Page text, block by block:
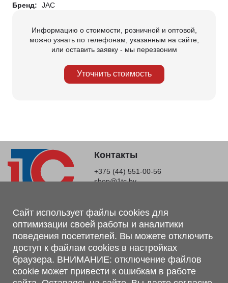
Бренд:
JAC
Информацию о стоимости, розничной и оптовой,
можно узнать по телефонам, указанным на сайте,
или оставить заявку - мы перезвоним
Уточнить стоимость
Контакты
+375 (44) 551-00-56
shop@1tc.by
Магазин, склад
г. Минск, Минский р-н, п. Привольный, ул. Мира, 20А,
223062
г. Брест, ул. Лейтенанта Рябцева, 108 В, 224701
Обращаем Ваше внимание, что вся предоставленная на сайте
информация, касающаяся комплектаций, технических
Сайт использует файлы cookies для
оптимизации своей работы и аналитики
поведения посетителей. Вы можете отключить
доступ к файлам cookies в настройках
браузера. ВНИМАНИЕ: отключение файлов
cookie может привести к ошибкам в работе